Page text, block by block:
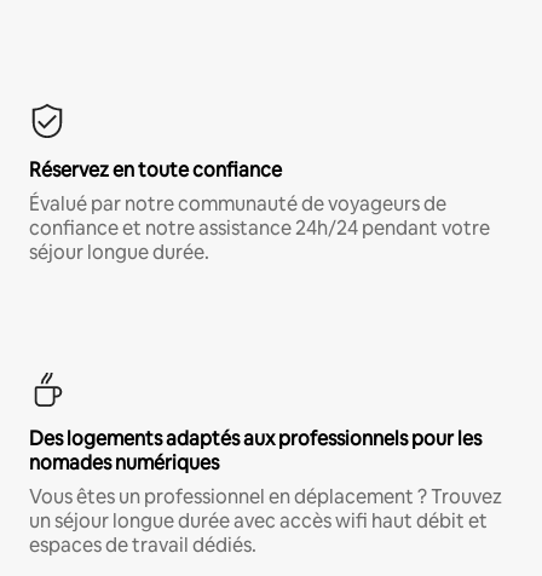
Réservez en toute confiance
Évalué par notre communauté de voyageurs de
confiance et notre assistance 24h/24 pendant votre
séjour longue durée.
Des logements adaptés aux professionnels pour les
nomades numériques
Vous êtes un professionnel en déplacement ? Trouvez
un séjour longue durée avec accès wifi haut débit et
espaces de travail dédiés.